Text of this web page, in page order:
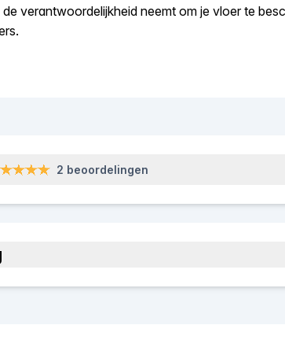
verantwoordelijkheid neemt om je vloer te
2 beoordelingen